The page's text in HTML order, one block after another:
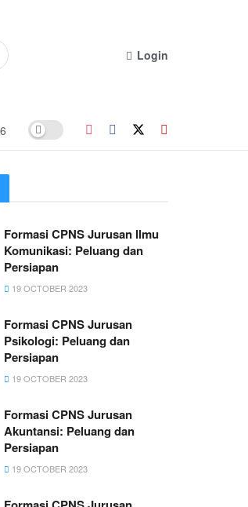
Login
Formasi CPNS Jurusan Ilmu
Komunikasi: Peluang dan
Persiapan
19 OCTOBER 2023
Formasi CPNS Jurusan
Psikologi: Peluang dan
Persiapan
19 OCTOBER 2023
Formasi CPNS Jurusan
Akuntansi: Peluang dan
Persiapan
19 OCTOBER 2023